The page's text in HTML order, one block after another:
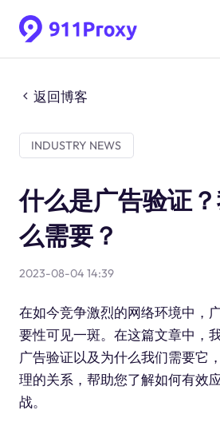
返回博客
INDUSTRY NEWS
什么是广告验证
么需要？
2023-08-04 14:39
在如今竞争激烈的网络环境中，
要性可见一斑。在这篇文章中，
广告验证以及为什么我们需要它
理的关系，帮助您了解如何有效
战。